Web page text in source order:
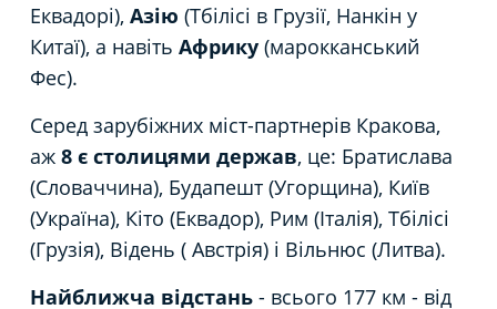
Еквадорі), Азію (Тбілісі в Грузії, Нанкін у
Китаї), а навіть Африку (марокканський
Фес).
Серед зарубіжних міст-партнерів Кракова,
аж 8 є столицями держав, це: Братислава
(Словаччина), Будапешт (Угорщина), Київ
(Україна), Кіто (Еквадор), Рим (Італія), Тбілісі
(Грузія), Відень ( Австрія) і Вільнюс (Литва).
Найближча відстань - всього 177 км - від